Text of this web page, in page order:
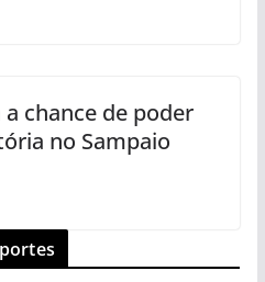
chance de poder
no Sampaio